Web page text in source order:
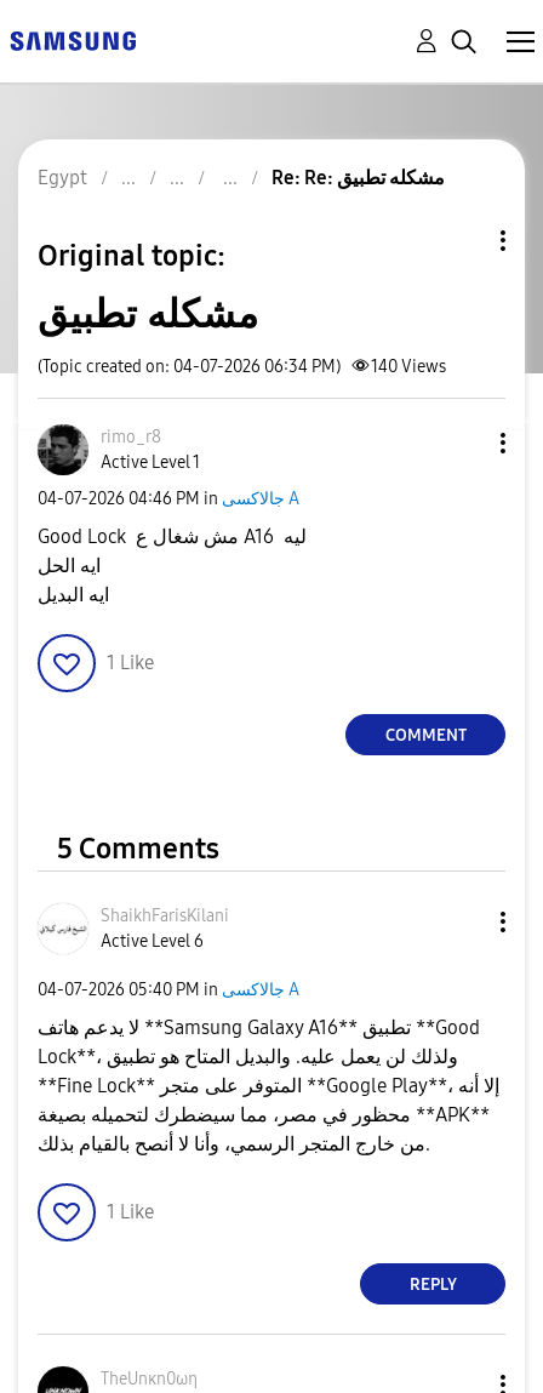
Egypt Re: Re: مشكله تطبيق
Original topic:
مشكله تطبيق
(Topic created on: 04-07-2026 06:34 PM) 140Views
rimo_r8
Active Level 1
‎04-07-2026 04:46 PM in جالاكسى A
ايه البديل
1 Like
COMMENT
5 Comments
ShaikhFarisKilani
Active Level 6
‎04-07-2026 05:40 PM in جالاكسى A
لا يدعم هاتف **Samsung Galaxy A16** تطبيق **Good
Lock**، ولذلك لن يعمل عليه. والبديل المتاح هو تطبيق
**Fine Lock** المتوفر على متجر **Google Play**، إلا أنه
محظور في مصر، مما سيضطرك لتحميله بصيغة **APK**
من خارج المتجر الرسمي، وأنا لا أنصح بالقيام بذلك.
1 Like
REPLY
TheUnκn0ωη